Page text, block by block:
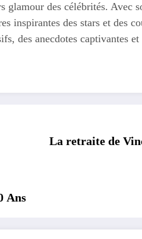
glamour des célébrités. Avec
inspirantes des stars et des
des anecdotes captivantes
La retraite de
Ans